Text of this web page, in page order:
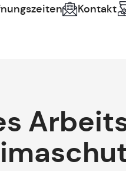
Kontakt